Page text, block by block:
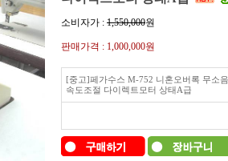
소비자가 : 1,550,000원
판매가격 : 1,000,000원
[중고]페가수스 M-752 니혼오버록 무소음
속도조절 다이렉트모터 상태A급